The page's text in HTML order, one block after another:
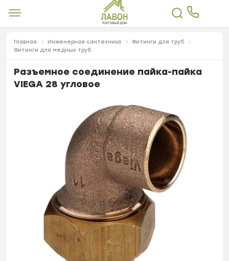
Главная Инженерная сантехника
Фитинги для труб
Фитинги для медных труб
Разъемное соединение пайка-пайка
VIEGA 28 угловое